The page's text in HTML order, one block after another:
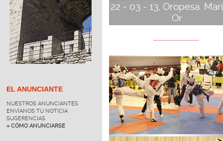
EL ANUNCIANTE
NUESTROS ANUNCIANTES
ENVÍANOS TU NOTICIA
SUGERENCIAS
» CÓMO ANUNCIARSE
22 - 03 - 13, Oropesa.
´Or